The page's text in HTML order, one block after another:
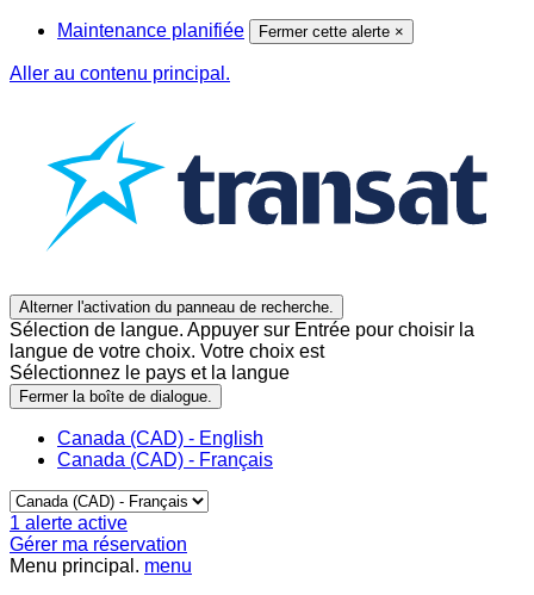
Maintenance planifiée Fermer cette alerte ×
Aller au contenu principal.
Alterner l'activation du panneau de recherche.
Sélection de langue. Appuyer sur Entrée pour choisir la
langue de votre choix. Votre choix est
Sélectionnez le pays et la langue
Fermer la boîte de dialogue.
Canada (CAD) - English
Canada (CAD) - Français
1 alerte active
Gérer ma réservation
Menu principal. menu